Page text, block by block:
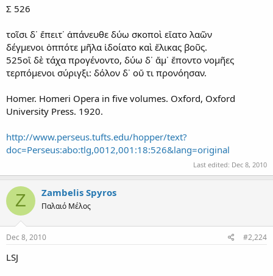
Σ 526
τοῖσι δ᾽ ἔπειτ᾽ ἀπάνευθε δύω σκοποὶ εἵατο λαῶν
δέγμενοι ὁππότε μῆλα ἰδοίατο καὶ ἕλικας βοῦς.
525οἳ δὲ τάχα προγένοντο, δύω δ᾽ ἅμ᾽ ἕποντο νομῆες
τερπόμενοι σύριγξι: δόλον δ᾽ οὔ τι προνόησαν.
Homer. Homeri Opera in five volumes. Oxford, Oxford
University Press. 1920.
http://www.perseus.tufts.edu/hopper/text?
doc=Perseus:abo:tlg,0012,001:18:526&lang=original
Last edited: Dec 8, 2010
Z Zambelis Spyros
Παλαιό Μέλος
Dec 8, 2010 #2,224
LSJ